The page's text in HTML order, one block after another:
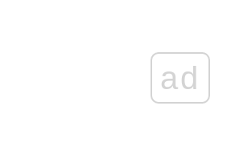
ad